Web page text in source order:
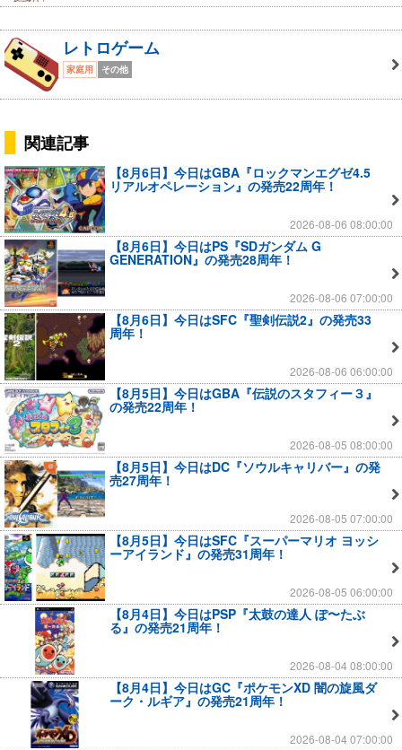
レトロゲーム
家庭用 その他
関連記事
【8月6日】今日はGBA『ロックマンエグゼ4.5
リアルオペレーション』の発売22周年！
2026-08-06 08:00:00
【8月6日】今日はPS『SDガンダム G
GENERATION』の発売28周年！
2026-08-06 07:00:00
【8月6日】今日はSFC『聖剣伝説2』の発売33
周年！
2026-08-06 06:00:00
【8月5日】今日はGBA『伝説のスタフィー３』
の発売22周年！
2026-08-05 08:00:00
【8月5日】今日はDC『ソウルキャリバー』の発
売27周年！
2026-08-05 07:00:00
【8月5日】今日はSFC『スーパーマリオ ヨッシ
ーアイランド』の発売31周年！
2026-08-05 06:00:00
【8月4日】今日はPSP『太鼓の達人 ぽ〜たぶ
る』の発売21周年！
2026-08-04 08:00:00
【8月4日】今日はGC『ポケモンXD 闇の旋風ダ
ーク・ルギア』の発売21周年！
2026-08-04 07:00:00